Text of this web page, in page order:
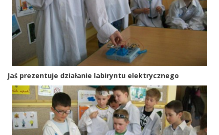
Jaś prezentuje działanie labiryntu elektrycznego